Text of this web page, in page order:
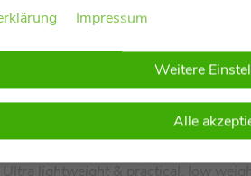
geprüft, zuverlässiger Schutz bei
0–13 kg
verbesserte Luftzirkulationreduziert
AirFlow system, improved
- Ultra lightweight & practical, low
Impressum
Weitere
Alle